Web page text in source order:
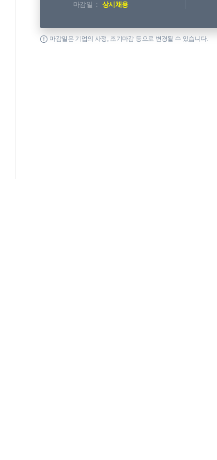
마감일
상시채용
마감일은 기업의 사정, 조기마감 등으로 변경될 수 있습니다.